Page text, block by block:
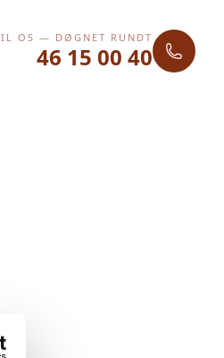
OS — DØGNET RUNDT
46 15 00 40